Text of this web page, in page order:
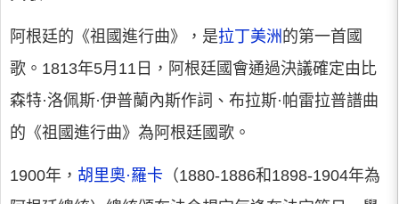
阿根廷的《祖國進行曲》，是拉丁美洲 的第一首國
歌。1813年5月11日，阿根廷國會通過決議確定由比
森特·洛佩斯·伊普蘭內斯作詞、布拉斯·帕雷拉普譜曲
的《祖國進行曲》為阿根廷國歌。
1900年， 胡里奧·羅卡 （1880-1886和1898-1904年為